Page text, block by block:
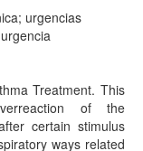
urgencias
Treatment. This
of the
certain stimulus
ways related